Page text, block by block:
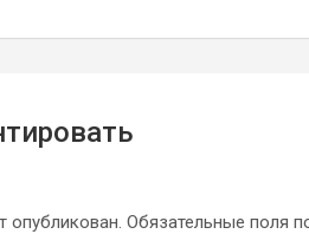
опубликован. Обязательные поля